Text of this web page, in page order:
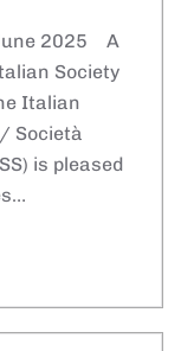
2025 A
Society
Italian
Società
is pleased